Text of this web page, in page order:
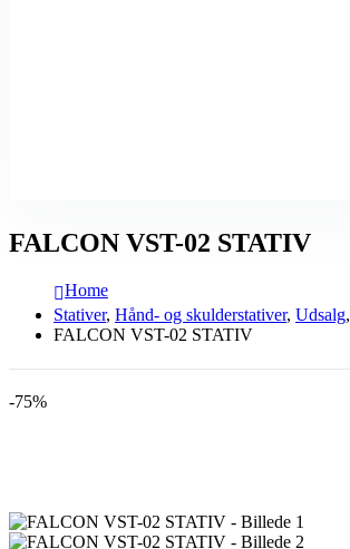
FALCON VST-02 STATIV
Home
Stativer, Hånd- og skulderstativer, Udsalg,
FALCON VST-02 STATIV
-75%